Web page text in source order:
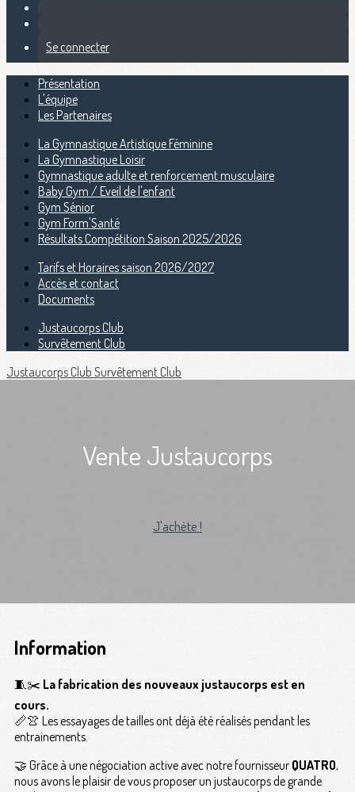
Se connecter
Présentation
L'équipe
Les Partenaires
La Gymnastique Artistique Féminine
La Gymnastique Loisir
Gymnastique adulte et renforcement musculaire
Baby Gym / Eveil de l'enfant
Gym Sénior
Gym Form'Santé
Résultats Compétition Saison 2025/2026
Tarifs et Horaires saison 2026/2027
Accès et contact
Documents
Justaucorps Club
Survêtement Club
Justaucorps Club Survêtement Club
Vente Justaucorps
J'achète !
Information
🧵✂️ La fabrication des nouveaux justaucorps est en
cours.
📏👚 Les essayages de tailles ont déjà été réalisés pendant les
entrainements.
🤝 Grâce à une négociation active avec notre fournisseur QUATRO,
nous avons le plaisir de vous proposer un justaucorps de grande